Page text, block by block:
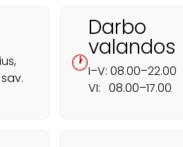
🕐
Darbo
valandos
I–V: 08.00–22.00
VI: ‎ ‎ 08.00–17.00